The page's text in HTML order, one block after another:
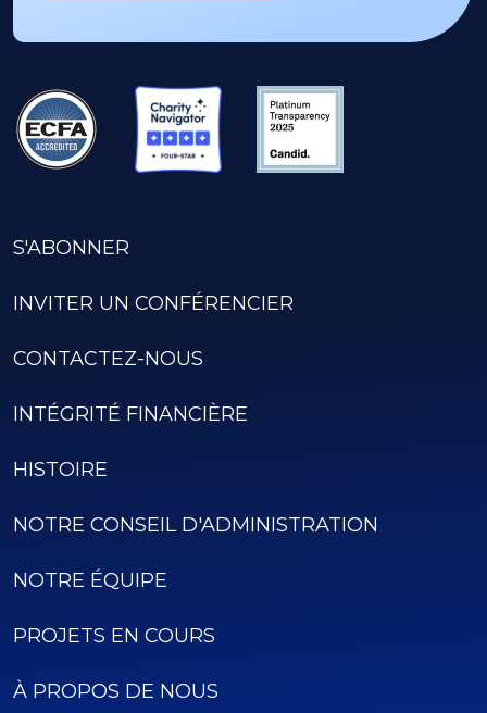
S'ABONNER
INVITER UN CONFÉRENCIER
CONTACTEZ-NOUS
INTÉGRITÉ FINANCIÈRE
HISTOIRE
NOTRE CONSEIL D'ADMINISTRATION
NOTRE ÉQUIPE
PROJETS EN COURS
À PROPOS DE NOUS